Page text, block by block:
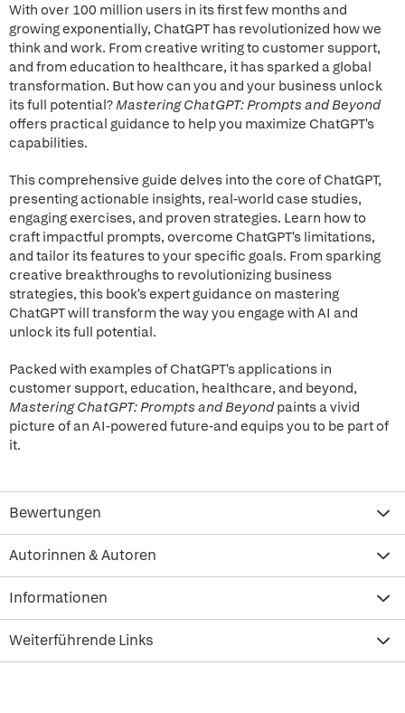
With over 100 million users in its first few months and
growing exponentially, ChatGPT has revolutionized how we
think and work. From creative writing to customer support,
and from education to healthcare, it has sparked a global
transformation. But how can you and your business unlock
its full potential?Mastering ChatGPT: Prompts and Beyond
offers practical guidance to help you maximize ChatGPT's
capabilities.
This comprehensive guide delves into the core of ChatGPT,
presenting actionable insights, real-world case studies,
engaging exercises, and proven strategies. Learn how to
craft impactful prompts, overcome ChatGPT's limitations,
and tailor its features to your specific goals. From sparking
creative breakthroughs to revolutionizing business
strategies, this book's expert guidance on mastering
ChatGPT will transform the way you engage with AI and
unlock its full potential.
Packed with examples of ChatGPT's applications in
customer support, education, healthcare, and beyond,
Mastering ChatGPT: Prompts and Beyondpaints a vivid
picture of an AI-powered future-and equips you to be part of
it.
Bewertungen
Autorinnen & Autoren
Informationen
Weiterführende Links